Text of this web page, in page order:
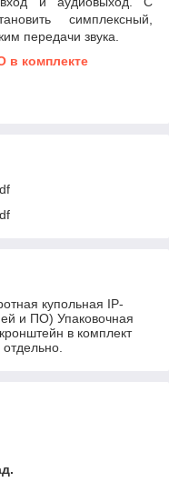
симплексный,
передачи звука.
в комплекте
купольная IP-
и ПО) Упаковочная
в комплект